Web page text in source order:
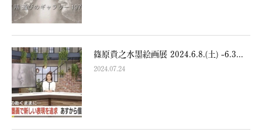
篠原貴之水墨絵画展 2024.6.8.(土) -6.3...
2024.07.24